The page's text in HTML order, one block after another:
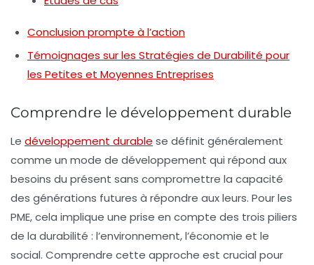
Conclusion prompte à l’action
Témoignages sur les Stratégies de Durabilité pour
les Petites et Moyennes Entreprises
Comprendre le développement durable
Le développement durable se définit généralement
comme un mode de développement qui répond aux
besoins du présent sans compromettre la capacité
des générations futures à répondre aux leurs. Pour les
PME, cela implique une prise en compte des trois piliers
de la durabilité : l’environnement, l’économie et le
social. Comprendre cette approche est crucial pour